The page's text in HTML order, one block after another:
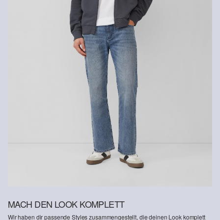
MACH DEN LOOK KOMPLETT
Wir haben dir passende Styles zusammengestellt, die deinen Look komplett